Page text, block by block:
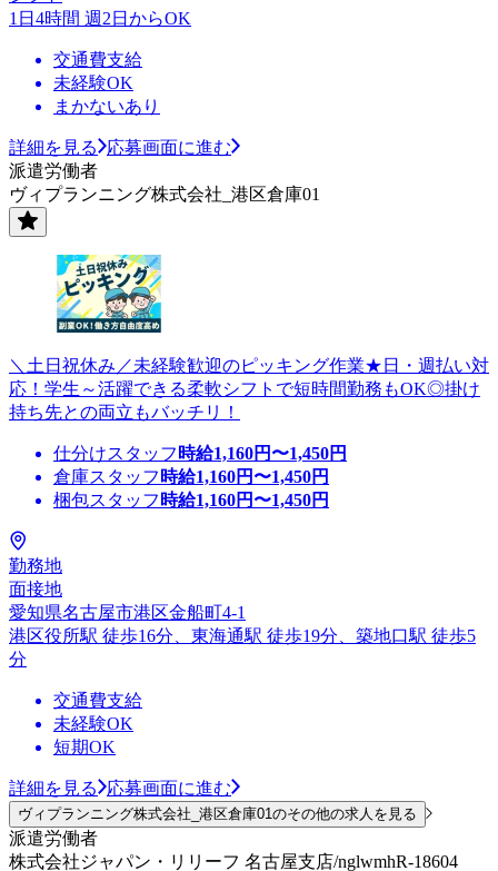
1日4時間 週2日からOK
交通費支給
未経験OK
まかないあり
詳細を見る
応募画面に進む
派遣労働者
ヴィプランニング株式会社_港区倉庫01
＼土日祝休み／未経験歓迎のピッキング作業★日・週払い対
応！学生～活躍できる柔軟シフトで短時間勤務もOK◎掛け
持ち先との両立もバッチリ！
仕分けスタッフ 時給1,160円〜1,450円
倉庫スタッフ 時給1,160円〜1,450円
梱包スタッフ 時給1,160円〜1,450円
勤務地
面接地
愛知県名古屋市港区金船町4-1
港区役所駅 徒歩16分、東海通駅 徒歩19分、築地口駅 徒歩5
分
交通費支給
未経験OK
短期OK
詳細を見る 応募画面に進む
ヴィプランニング株式会社_港区倉庫01のその他の求人を見る
派遣労働者
株式会社ジャパン・リリーフ 名古屋支店/nglwmhR-18604